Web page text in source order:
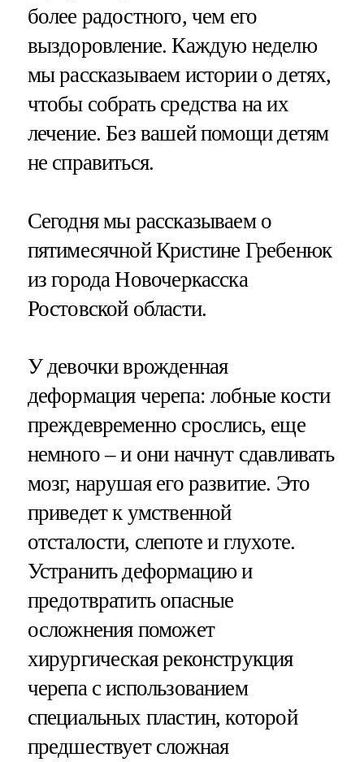
более радостного, чем его
выздоровление. Каждую неделю
мы рассказываем истории о детях,
чтобы собрать средства на их
лечение. Без вашей помощи детям
не справиться.
Сегодня мы рассказываем о
пятимесячной Кристине Гребенюк
из города Новочеркасска
Ростовской области.
У девочки врожденная
деформация черепа: лобные кости
преждевременно срослись, еще
немного – и они начнут сдавливать
мозг, нарушая его развитие. Это
приведет к умственной
отсталости, слепоте и глухоте.
Устранить деформацию и
предотвратить опасные
осложнения поможет
хирургическая реконструкция
черепа с использованием
специальных пластин, которой
предшествует сложная